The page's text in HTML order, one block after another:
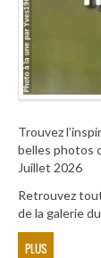
Trouvez
belles photos
Juillet 2026
Retrouvez
de la galerie
PLUS